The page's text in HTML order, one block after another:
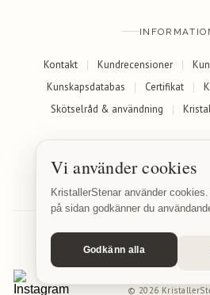
Kontakt Kundrecensioner
Kunskapsdatabas
Certifikat
Skötselråd & användning
© 2026
Vi använder cookies
KristallerStenar använder
på sidan godkänner du
Godkänn alla